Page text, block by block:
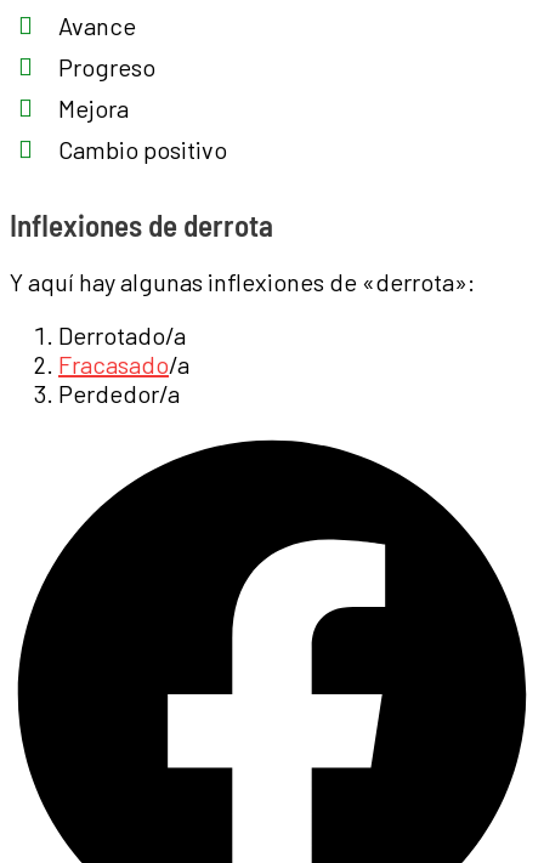
Avance
Progreso
Mejora
Cambio positivo
Inflexiones de derrota
Y aquí hay algunas inflexiones de «derrota»:
Derrotado/a
Fracasado/a
Perdedor/a